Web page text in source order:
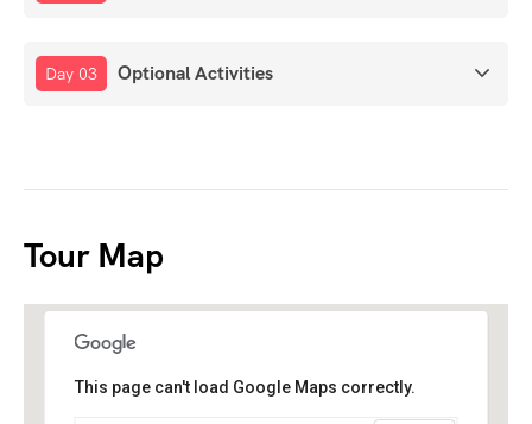
Day 03 Optional Activities
Tour Map
This page can't load Google Maps correctly.